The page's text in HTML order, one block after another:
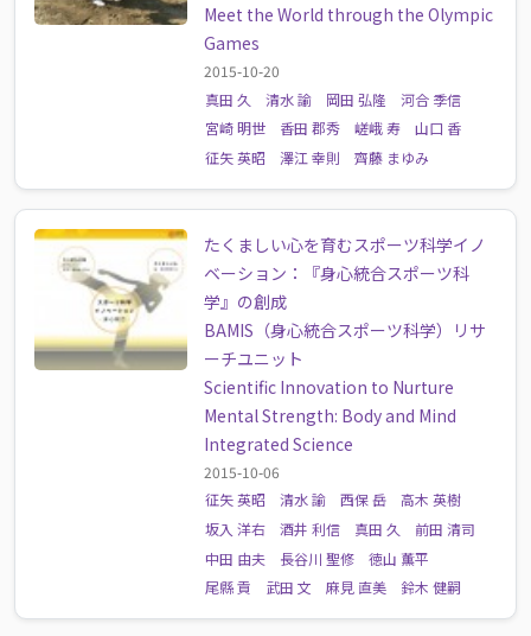
Meet the World through the Olympic
Games
2015-10-20
真田 久
清水 諭 岡田 弘隆
河合 季信
宮崎 明世
香田 郡秀 嵯峨 寿
山口 香
征矢 英昭
澤江 幸則 齊藤 まゆみ
たくましい心を育むスポーツ科学イノ
ベーション：『身心統合スポーツ科
学』の創成
BAMIS（身心統合スポーツ科学）リサ
ーチユニット
Scientific Innovation to Nurture
Mental Strength: Body and Mind
Integrated Science
2015-10-06
征矢 英昭
清水 諭 西保 岳
高木 英樹
坂入 洋右
酒井 利信 真田 久
前田 清司
中田 由夫
長谷川 聖修
徳山 薫平
尾縣 貢
武田 文 麻見 直美 鈴木 健嗣